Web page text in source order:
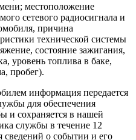
местоположение
сетевого радиосигнала и
причина
технической системы
состояние зажигания,
уровень топлива в баке,
пробег).
информация передается
для обеспечения
и сохраняется в нашей
службы в течение 12
сведений о событии и его